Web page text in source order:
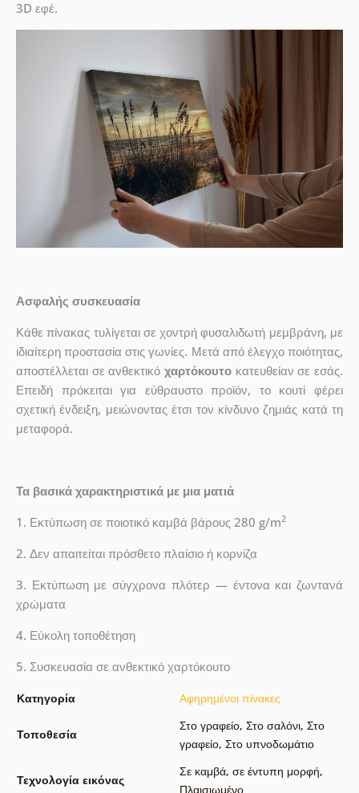
3D εφέ.
Ασφαλής συσκευασία
Κάθε πίνακας τυλίγεται σε χοντρή φυσαλιδωτή μεμβράνη, με
ιδιαίτερη προστασία στις γωνίες. Μετά από έλεγχο ποιότητας,
αποστέλλεται σε ανθεκτικό χαρτόκουτο κατευθείαν σε εσάς.
Επειδή πρόκειται για εύθραυστο προϊόν, το κουτί φέρει
σχετική ένδειξη, μειώνοντας έτσι τον κίνδυνο ζημιάς κατά τη
μεταφορά.
Τα βασικά χαρακτηριστικά με μια ματιά
1. Εκτύπωση σε ποιοτικό καμβά βάρους 280 g/m2
2. Δεν απαιτείται πρόσθετο πλαίσιο ή κορνίζα
3. Εκτύπωση με σύγχρονα πλότερ — έντονα και ζωντανά
χρώματα
4. Εύκολη τοποθέτηση
5. Συσκευασία σε ανθεκτικό χαρτόκουτο
Κατηγορία Αφηρημένοι πίνακες
Τοποθεσία
Στο γραφείο, Στο σαλόνι, Στο
γραφείο, Στο υπνοδωμάτιο
Τεχνολογία εικόνας
Σε καμβά, σε έντυπη μορφή,
Πλαισιωμένο